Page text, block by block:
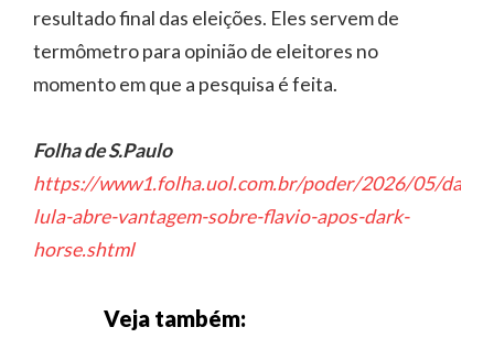
resultado final das eleições. Eles servem de
termômetro para opinião de eleitores no
momento em que a pesquisa é feita.
Folha de S.Paulo
https://www1.folha.uol.com.br/poder/2026/05/
lula-abre-vantagem-sobre-flavio-apos-dark-
horse.shtml
Veja também: